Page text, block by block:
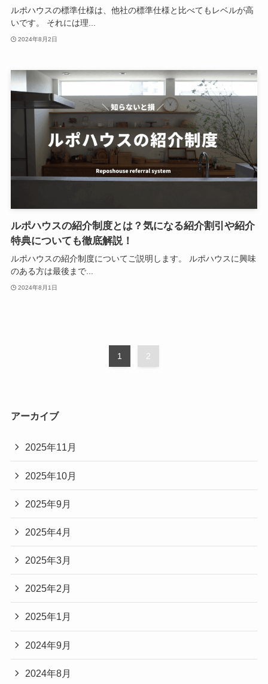
ルポハウスの標準仕様は、他社の標準仕様と比べてもレベルが高
いです。 それには理...
2024年8月2日
ルポハウスの紹介制度とは？気になる紹介割引や紹介
特典についても徹底解説！
ルポハウスの紹介制度についてご説明します。 ルポハウスに興味
のある方は最後まで...
2024年8月1日
1 2
アーカイブ
2025年11月
2025年10月
2025年9月
2025年4月
2025年3月
2025年2月
2025年1月
2024年9月
2024年8月